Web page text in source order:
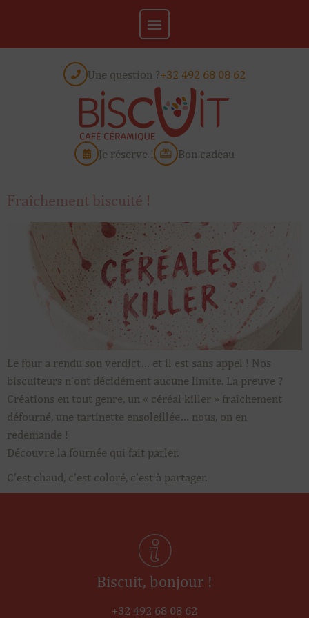
Une question ?+32 492 68 08 62
Je réserve ! Bon cadeau
Fraîchement biscuité !
Le four a rendu son verdict… et il est sans appel ! Nos
biscuiteurs n’ont décidément aucune limite. La preuve ?
Créations en tout genre, un « céréal killer » fraîchement
défourné, une tartinette ensoleillée… nous, on en
redemande !
Découvre la fournée qui fait parler.
C’est chaud, c’est coloré, c’est à partager.
Biscuit, bonjour !
+32 492 68 08 62